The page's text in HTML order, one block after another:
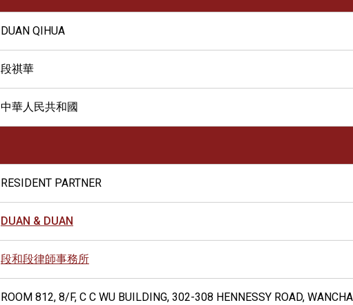
DUAN QIHUA
段祺華
中華人民共和國
RESIDENT PARTNER
DUAN & DUAN
段和段律師事務所
ROOM 812, 8/F, C C WU BUILDING, 302-308 HENNESSY ROAD,